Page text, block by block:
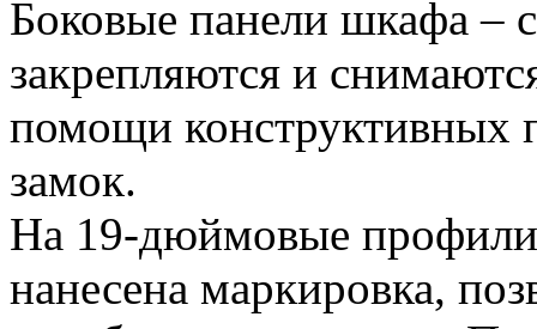
Боковые панели шкафа –
закрепляются и
помощи конструктивных
замок.
На 19-дюймовые
нанесена маркировка,